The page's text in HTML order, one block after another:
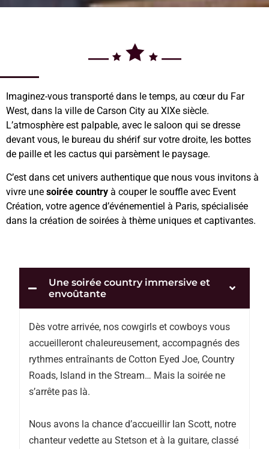
Imaginez-vous transporté dans le temps, au cœur du Far
West, dans la ville de Carson City au XIXe siècle.
L’atmosphère est palpable, avec le saloon qui se dresse
devant vous, le bureau du shérif sur votre droite, les bottes
de paille et les cactus qui parsèment le paysage.
C’est dans cet univers authentique que nous vous invitons à
vivre une soirée country à couper le souffle avec Event
Création, votre agence d’événementiel à Paris, spécialisée
dans la création de soirées à thème uniques et captivantes.
Une soirée country immersive et
envoûtante
Dès votre arrivée, nos cowgirls et cowboys vous
accueilleront chaleureusement, accompagnés des
rythmes entraînants de Cotton Eyed Joe, Country
Roads, Island in the Stream… Mais la soirée ne
s’arrête pas là.
Nous avons la chance d’accueillir Ian Scott, notre
chanteur vedette au Stetson et à la guitare, classé